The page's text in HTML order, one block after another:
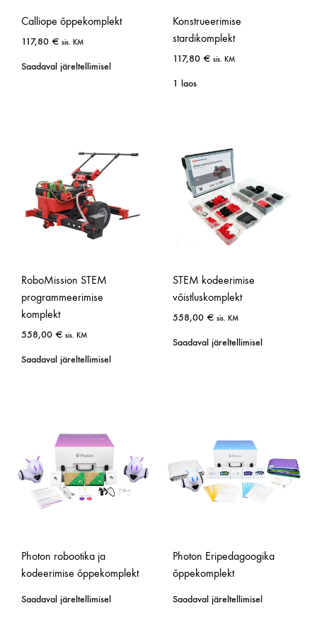
Calliope õppekomplekt
117,80 € sis. KM
Saadaval järeltellimisel
Konstrueerimise
stardikomplekt
117,80 € sis. KM
1 laos
RoboMission STEM
programmeerimise
komplekt
558,00 € sis. KM
Saadaval järeltellimisel
STEM kodeerimise
võistluskomplekt
558,00 € sis. KM
Saadaval järeltellimisel
Photon robootika ja
kodeerimise õppekomplekt
Saadaval järeltellimisel
Photon Eripedagoogika
õppekomplekt
Saadaval järeltellimisel